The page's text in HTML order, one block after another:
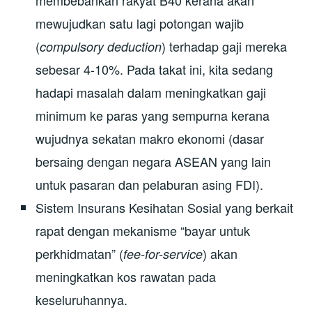
mewujudkan satu lagi potongan wajib
(compulsory deduction) terhadap gaji mereka
sebesar 4-10%. Pada takat ini, kita sedang
hadapi masalah dalam meningkatkan gaji
minimum ke paras yang sempurna kerana
wujudnya sekatan makro ekonomi (dasar
bersaing dengan negara ASEAN yang lain
untuk pasaran dan pelaburan asing FDI).
Sistem Insurans Kesihatan Sosial yang berkait
rapat dengan mekanisme “bayar untuk
perkhidmatan” (fee-for-service) akan
meningkatkan kos rawatan pada
keseluruhannya.